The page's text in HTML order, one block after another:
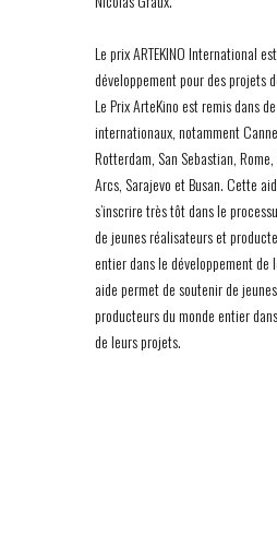
Le prix ARTEKINO International
développement pour des projets
Le Prix ArteKino est remis dans
internationaux, notamment
Rotterdam, San Sebastian,
Arcs, Sarajevo et Busan. Cette
s’inscrire très tôt dans le
de jeunes réalisateurs et
entier dans le développement de
aide permet de soutenir de
producteurs du monde entier
de leurs projets.